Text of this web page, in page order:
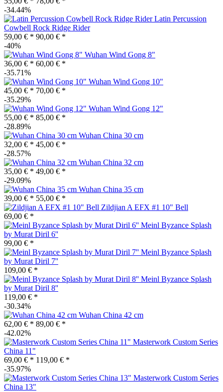
-34.44%
Latin Percussion
Cowbell Rock Ridge Rider
59,00 € * 90,00 € *
-40%
Wuhan Wind Gong 8"
36,00 € * 60,00 € *
-35.71%
Wuhan Wind Gong 10"
45,00 € * 70,00 € *
-35.29%
Wuhan Wind Gong 12"
55,00 € * 85,00 € *
-28.89%
Wuhan China 30 cm
32,00 € * 45,00 € *
-28.57%
Wuhan China 32 cm
35,00 € * 49,00 € *
-29.09%
Wuhan China 35 cm
39,00 € * 55,00 € *
Zildjian A EFX #1 10" Bell
69,00 € *
Meinl Byzance Splash
by Murat Diril 6''
99,00 € *
Meinl Byzance Splash
by Murat Diril 7''
109,00 € *
Meinl Byzance Splash
by Murat Diril 8''
119,00 € *
-30.34%
Wuhan China 42 cm
62,00 € * 89,00 € *
-42.02%
Masterwork Custom Series
China 11"
69,00 € * 119,00 € *
-35.97%
Masterwork Custom Series
China 13"